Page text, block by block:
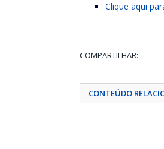
Clique aqui
COMPARTILHAR:
CONTEÚDO